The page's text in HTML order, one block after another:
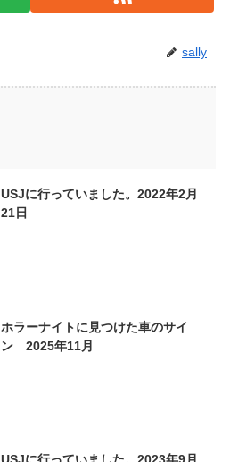
sally
USJに行っていました。2022年2月
21日
ホラーナイトに見つけた車のサイ
ン 2025年11月